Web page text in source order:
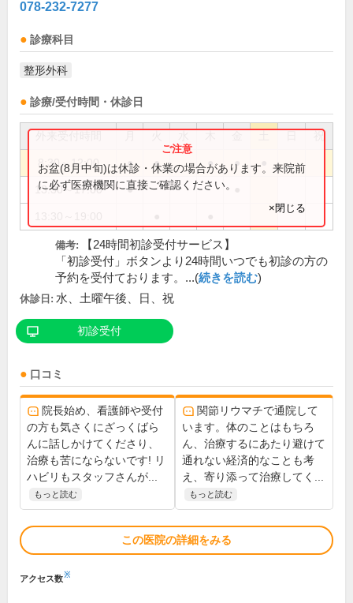
078-232-7277
診療科目
整形外科
診療/受付時間・休診日
祝
8:30～12:00 ● ● ● ●
13:30～17:00 ●
お盆(8月中旬)は休診・休業の場合があります。来院前
に必ず医療機関に直接ご確認ください。
×閉じる
備考:
【24時間初診受付サービス】
「初診受付」ボタンより24時間いつでも初診の方の
予約を受付ております。...(続きを読む)
休診日: 水、土曜午後、日、祝
初診受付
口コミ
院長始め、看護師や受付
の方も気さくにざっくばら
んに話しかけてくださり、
治療も苦にならないです! リ
ハビリもスタッフさんが...
もっと読む
関節リウマチで通院して
います。体のことはもちろ
ん、治療するにあたり避けて
通れない経済的なことも考
え、寄り添って治療してく...
もっと読む
この医院の詳細をみる
アクセス数※